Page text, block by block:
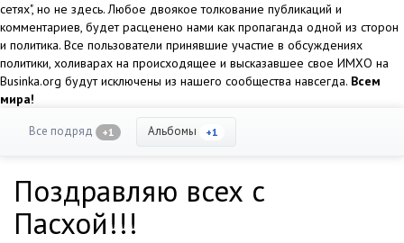
сетях", но не здесь. Любое двоякое толкование публикаций и
комментариев, будет расценено нами как пропаганда одной из сторон
и политика. Все пользователи принявшие участие в обсуждениях
политики, холиварах на происходящее и высказавшее свое ИМХО на
Businka.org будут исключены из нашего сообщества навсегда. Всем
мира!
Все подряд +1 Альбомы +1
Поздравляю всех с
Пасхой!!!